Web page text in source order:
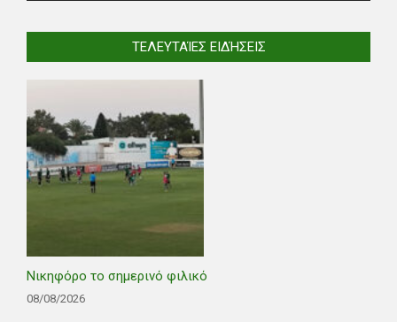
ΤΕΛΕΥΤΑΊΕΣ ΕΙΔΉΣΕΙΣ
Νικηφόρο το σημερινό φιλικό
08/08/2026